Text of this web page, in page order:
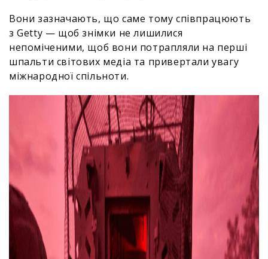
Вони зазначають, що саме тому співпрацюють
з Getty — щоб знімки не лишилися
непоміченими, щоб вони потрапляли на перші
шпальти світових медіа та привертали увагу
міжнародної спільноти.